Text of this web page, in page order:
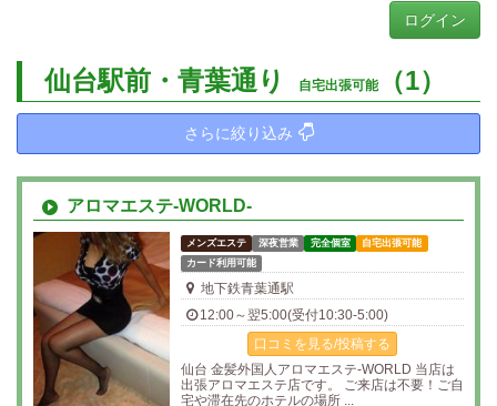
ログイン
仙台駅前・青葉通り 自宅出張可能（1）
さらに絞り込み
アロマエステ-WORLD-
メンズエステ 深夜営業 完全個室
自宅出張可能
カード利用可能
地下鉄青葉通駅
12:00～翌5:00(受付10:30-5:00)
口コミを見る/投稿する
仙台 金髪外国人アロマエステ-WORLD 当店は
出張アロマエステ店です。 ご来店は不要！ご自
宅や滞在先のホテルの場所 ...